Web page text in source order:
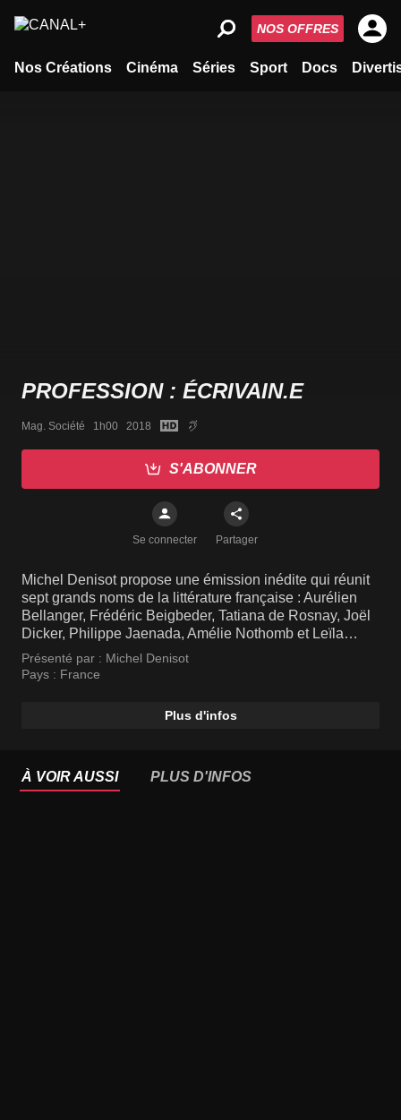
Nos Créations Cinéma Séries Sport Docs
NOS OFFRES
PROFESSION : ÉCRIVAIN.E
Mag. Société   1h00   2018
S'ABONNER
Se connecter Partager
Michel Denisot propose une émission inédite qui réunit
sept grands noms de la littérature française : Aurélien
Bellanger, Frédéric Beigbeder, Tatiana de Rosnay, Joël
Dicker, Philippe Jaenada, Amélie Nothomb et Leïla
Slimani. Ces hommes et ces femmes de lettres
comparent leurs expériences, leur façon de travailler,
Présenté par : Michel Denisot
Pays : France
Plus d'infos
À VOIR AUSSI PLUS D'INFOS